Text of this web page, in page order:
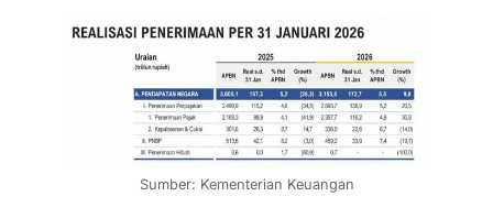
Sumber: Kementerian Keuangan